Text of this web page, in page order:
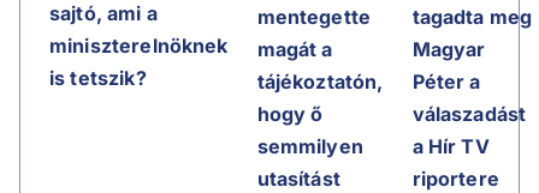
sajtó, ami a
miniszterelnöknek
is tetszik?
mentegette
magát a
tájékoztatón,
hogy ő
semmilyen
utasítást
tagadta meg
Magyar
Péter a
válaszadást
a Hír TV
riportere